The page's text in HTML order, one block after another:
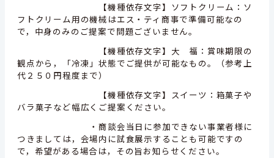
【機種依存文字】ソフトクリーム：ソ
フトクリーム用の機械はエス・ティ商事で準備可能なの
で，中身のみのご提案で問題ございません。
【機種依存文字】大 福：賞味期限の
観点から，「冷凍」状態でご提供が可能なもの。（参考上
代２５０円程度まで）
【機種依存文字】スイーツ：箱菓子や
バラ菓子など幅広くご提案ください。
・商談会当日に参加できない事業者様に
つきましては，会場内に試食展示することも可能ですの
で，希望がある場合は，その旨お知らせください。